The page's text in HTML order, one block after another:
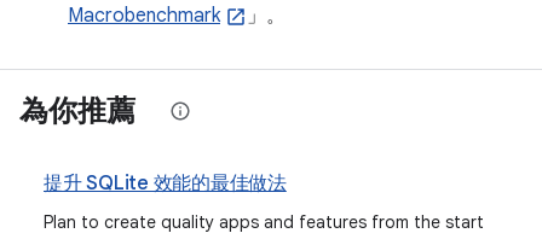
Macrobenchmark
」。
為你推薦
提升 SQLite 效能的最佳做法
Plan to create quality apps and features from the start